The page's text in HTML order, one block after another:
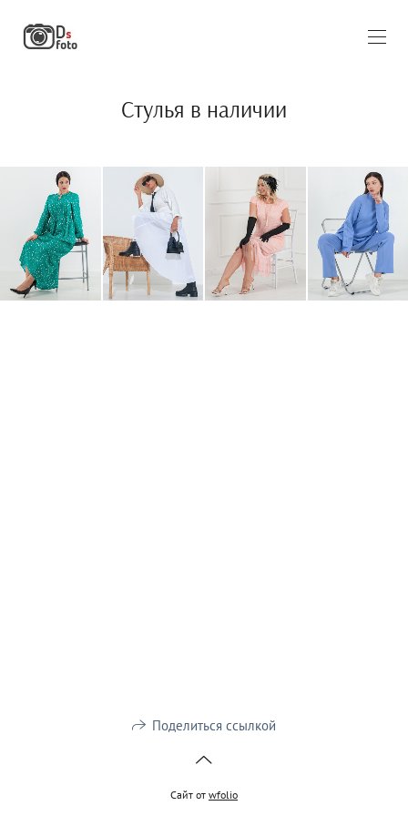
Стулья в наличии
Поделиться ссылкой
Сайт от wfolio